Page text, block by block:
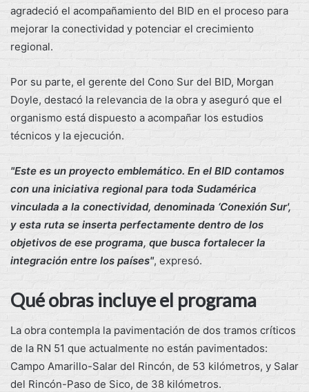
agradeció el acompañamiento del BID en el proceso para
mejorar la conectividad y potenciar el crecimiento
regional.
Por su parte, el gerente del Cono Sur del BID, Morgan
Doyle, destacó la relevancia de la obra y aseguró que el
organismo está dispuesto a acompañar los estudios
técnicos y la ejecución.
"Este es un proyecto emblemático. En el BID contamos
con una iniciativa regional para toda Sudamérica
vinculada a la conectividad, denominada ‘Conexión Sur',
y esta ruta se inserta perfectamente dentro de los
objetivos de ese programa, que busca fortalecer la
integración entre los países", expresó.
Qué obras incluye el programa
La obra contempla la pavimentación de dos tramos críticos
de la RN 51 que actualmente no están pavimentados:
Campo Amarillo-Salar del Rincón, de 53 kilómetros, y Salar
del Rincón-Paso de Sico, de 38 kilómetros.